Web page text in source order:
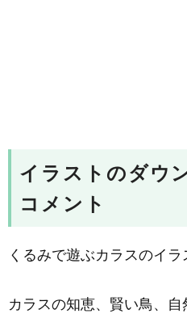
イラストのダウ
コメント
くるみで遊ぶカラスのイラ
カラスの知恵、賢い鳥、